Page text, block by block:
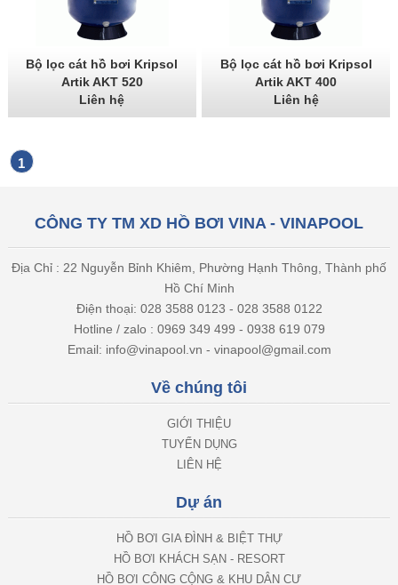
Bộ lọc cát hồ bơi Kripsol
Artik AKT 520
Liên hệ
Bộ lọc cát hồ bơi Kripsol
Artik AKT 400
Liên hệ
1
CÔNG TY TM XD HỒ BƠI VINA - VINAPOOL
Địa Chỉ : 22 Nguyễn Bỉnh Khiêm, Phường Hạnh Thông, Thành phố
Hồ Chí Minh
Điện thoại: 028 3588 0123 - 028 3588 0122
Hotline / zalo : 0969 349 499 - 0938 619 079
Email: info@vinapool.vn - vinapool@gmail.com
Về chúng tôi
GIỚI THIỆU
TUYỂN DỤNG
LIÊN HỆ
Dự án
HỒ BƠI GIA ĐÌNH & BIỆT THỰ
HỒ BƠI KHÁCH SẠN - RESORT
HỒ BƠI CÔNG CỘNG & KHU DÂN CƯ